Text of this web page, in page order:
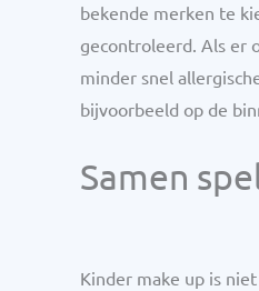
bekende merken te
gecontroleerd. Als er
minder snel
bijvoorbeeld op de
Samen
Kinder make up is